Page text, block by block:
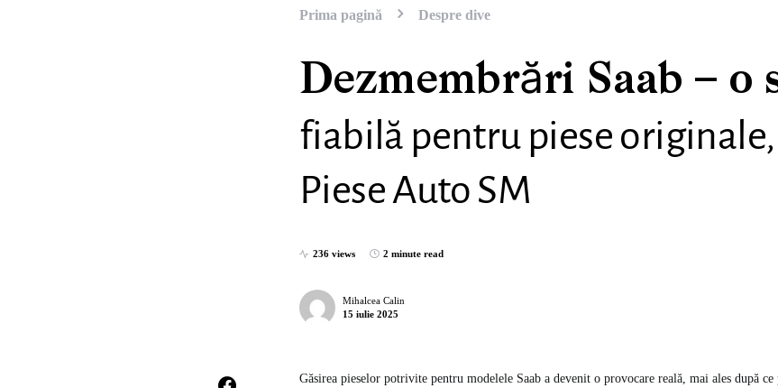
Prima pagină Despre dive
Dezmembrări Saab – o
fiabilă pentru piese
Piese Auto SM
236 views 2 minute read
Mihalcea Calin
15 iulie 2025
Găsirea pieselor potrivite pentru modelele Saab a devenit o provocare reală, mai ales după